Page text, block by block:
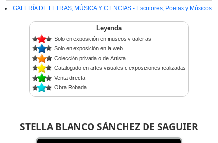
STELLA BLANCO SÁNCHEZ DE SAGUIER
GALERÍA DE LETRAS, MÚSICA Y CIENCIAS - Escritores, Poetas y Músicos
Leyenda
Solo en exposición en museos y galerías
Solo en exposición en la web
Colección privada o del Artista
Catalogado en artes visuales o exposiciones realizadas
Venta directa
Obra Robada